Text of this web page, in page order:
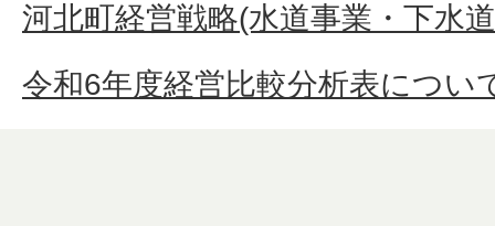
河北町経営戦略(水道事業・下水
令和6年度経営比較分析表につい